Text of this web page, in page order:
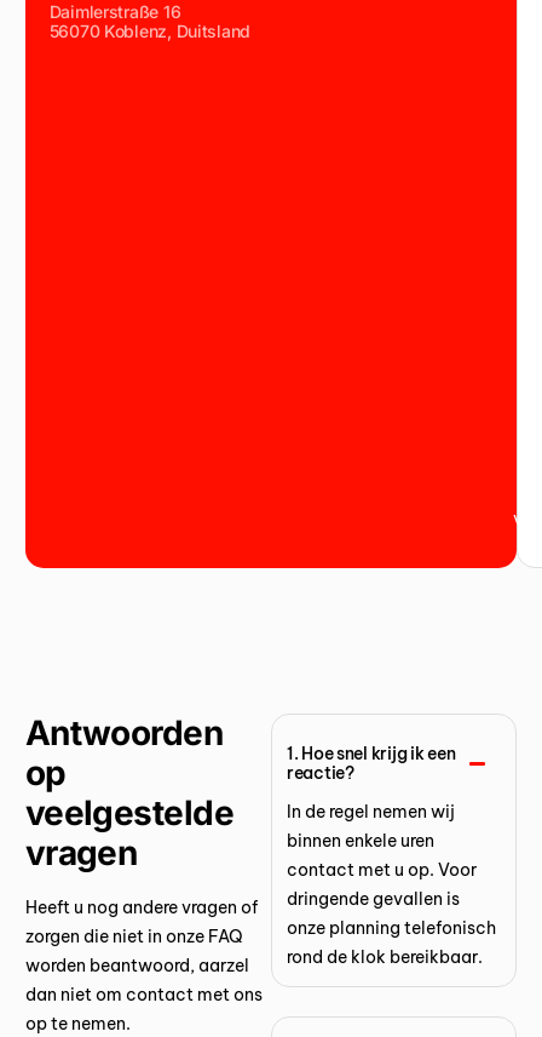
Daimlerstraße 16
56070 Koblenz, Duitsland
Antwoorden
op
veelgestelde
vragen
Heeft u nog andere vragen of
zorgen die niet in onze FAQ
worden beantwoord, aarzel
dan niet om contact met ons
op te nemen.
1. Hoe snel krijg ik een
reactie?
In de regel nemen wij
binnen enkele uren
contact met u op. Voor
dringende gevallen is
onze planning telefonisch
rond de klok bereikbaar.